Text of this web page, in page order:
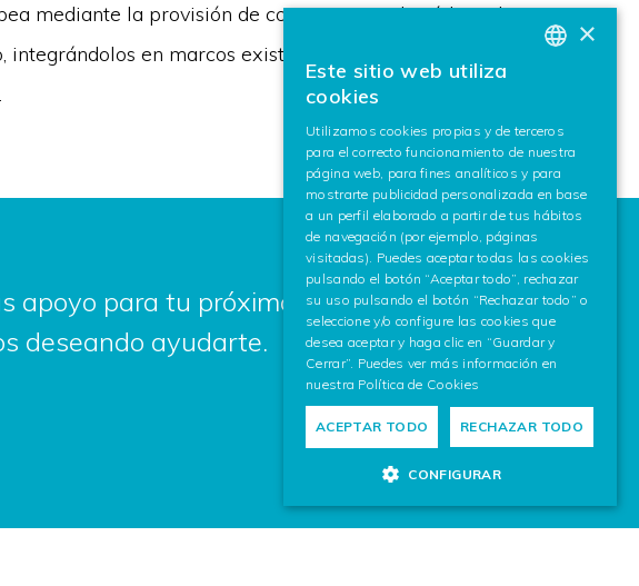
mediante la provisión de componentes de código abierto
en marcos existentes de espacios de datos a un
apoyo para tu próximo proyecto? Escríbenos,
deseando ayudarte.
ENGLISH
×
Este sitio web utiliza
cookies
Utilizamos cookies propias y de terceros
para el correcto funcionamiento de nuestra
página web, para fines analíticos y para
mostrarte publicidad personalizada en base
a un perfil elaborado a partir de tus hábitos
de navegación (por ejemplo, páginas
visitadas). Puedes aceptar todas las cookies
pulsando el botón “Aceptar todo”, rechazar
su uso pulsando el botón “Rechazar todo” o
seleccione y/o configure las cookies que
desea aceptar y haga clic en “Guardar y
Cerrar”. Puedes ver más información en
nuestra Política de Cookies
ACEPTAR TODO RECHAZAR TODO
CONFIGURAR